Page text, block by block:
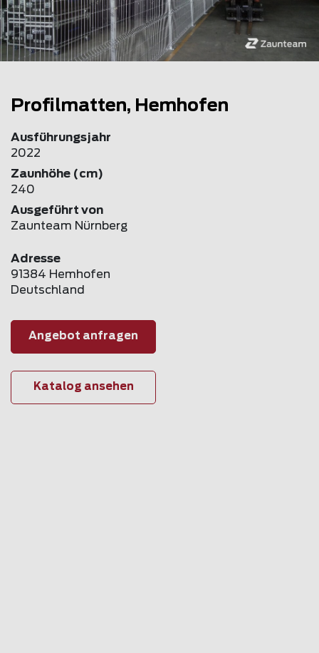
Profilmatten, Hemhofen
Ausführungsjahr
2022
Zaunhöhe (cm)
240
Ausgeführt von
Zaunteam Nürnberg
Adresse
91384 Hemhofen
Deutschland
Angebot anfragen
Katalog ansehen